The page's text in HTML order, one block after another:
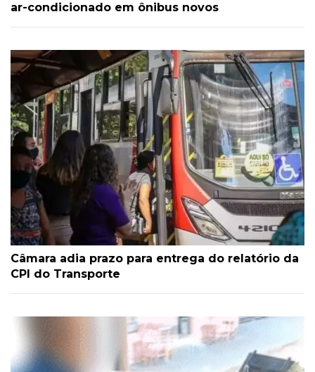
ar-condicionado em ônibus novos
Câmara adia prazo para entrega do relatório da
CPI do Transporte